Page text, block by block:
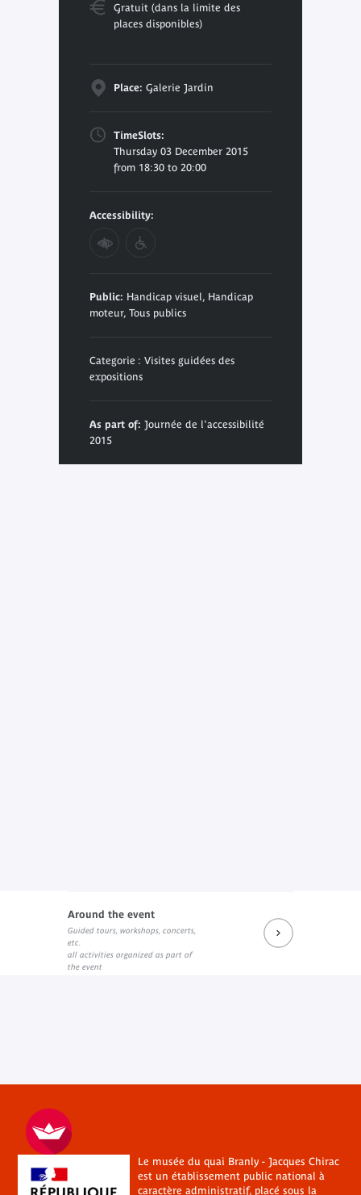
Gratuit (dans la limite des
places disponibles)
Place: Galerie Jardin
TimeSlots:
Thursday 03 December 2015
from 18:30 to 20:00
Accessibility:
Public: Handicap visuel, Handicap
moteur, Tous publics
Categorie : Visites guidées des
expositions
As part of: Journée de l'accessibilité
2015
Around the event
Guided tours, workshops, concerts,
etc.
all activities organized as part of
the event
Le musée du quai Branly - Jacques Chirac
est un établissement public national à
caractère administratif, placé sous la